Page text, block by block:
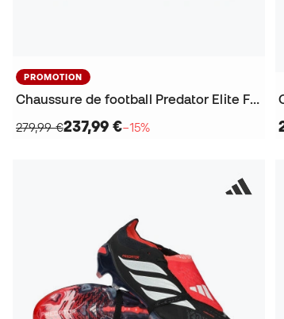
PROMOTION
Chaussure de football Predator Elite FT FG
279,99 €237,99 €−15%